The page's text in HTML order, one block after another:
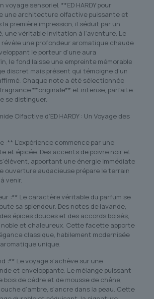
voyage sensoriel, **ED HARDY pour
une architecture olfactive puissante et
première impression, il séduit par un
une véritable invitation à l’aventure. Le
une profondeur aromatique chaude
le porteur d’une aura
le fond laisse une empreinte mémorable
discret mais présent qui témoigne d’un
Chaque note a été sélectionnée
**originale** et intense, parfaite
se distinguer.
Olfactive d’ED HARDY : Un Voyage des
:** L’expérience commence par une
et épicée. Des accents de poivre noir et
apportant une énergie immédiate
ouverture audacieuse prépare le terrain
venir.
:** Le caractère véritable du parfum se
sa splendeur. Des notes de lavande,
épices douces et des accords boisés,
et chaleureux. Cette facette apporte
classique, habilement modernisée
unique.
:** Le voyage s’achève sur une
et enveloppante. Le mélange puissant
bois de cèdre et de mousse de chêne,
d’ambre, s’ancre dans la peau. Cette